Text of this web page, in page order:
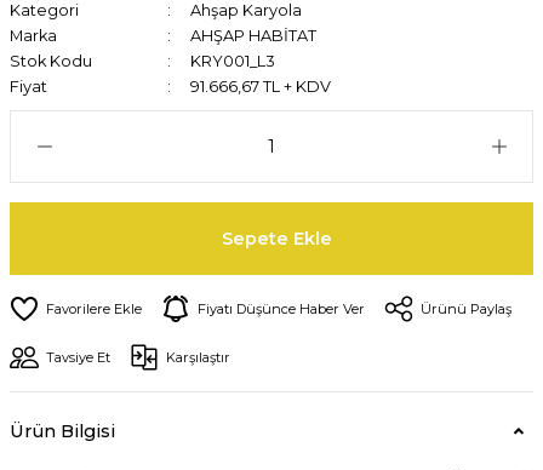
Kategori
Ahşap Karyola
Marka
AHŞAP HABİTAT
Stok Kodu
KRY001_L3
Fiyat
91.666,67 TL + KDV
Sepete Ekle
Fiyatı Düşünce Haber Ver Ürünü Paylaş
Tavsiye Et Karşılaştır
Ürün Bilgisi